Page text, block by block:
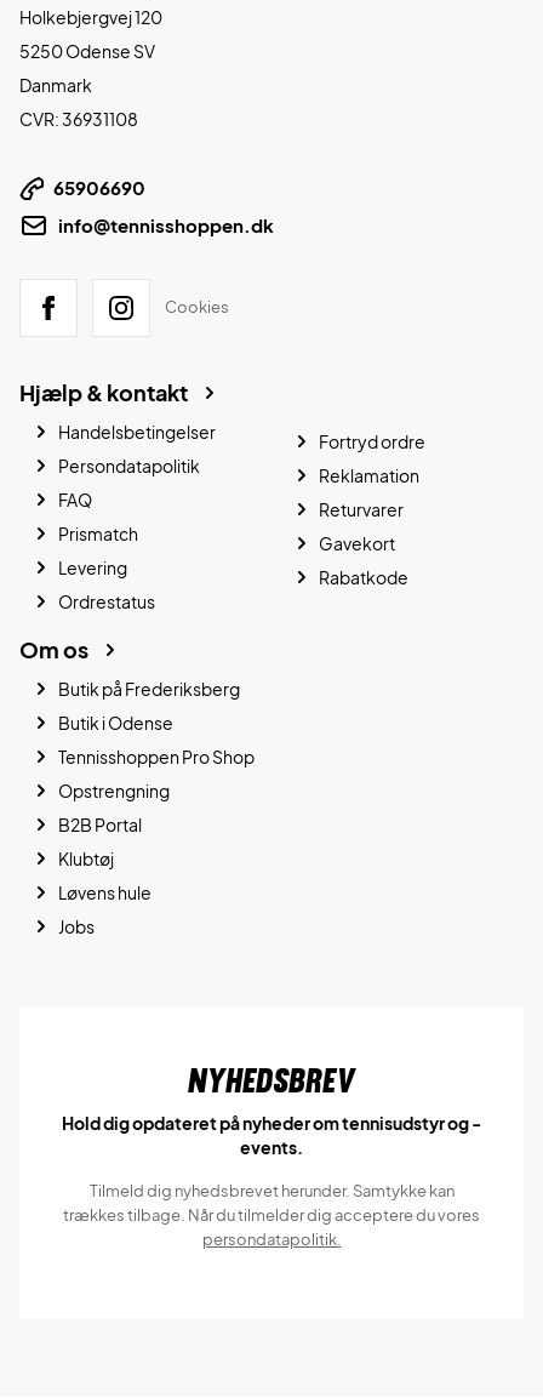
Holkebjergvej 120
5250 Odense SV
Danmark
CVR: 36931108
65906690
info@tennisshoppen.dk
Cookies
Hjælp & kontakt
Handelsbetingelser
Persondatapolitik
FAQ
Prismatch
Levering
Ordrestatus
Fortryd ordre
Reklamation
Returvarer
Gavekort
Rabatkode
Om os
Butik på Frederiksberg
Butik i Odense
Tennisshoppen Pro Shop
Opstrengning
B2B Portal
Klubtøj
Løvens hule
Jobs
Nyhedsbrev
Hold dig opdateret på nyheder om tennisudstyr og -
events.
Tilmeld dig nyhedsbrevet herunder. Samtykke kan
trækkes tilbage. Når du tilmelder dig acceptere du vores
persondatapolitik.